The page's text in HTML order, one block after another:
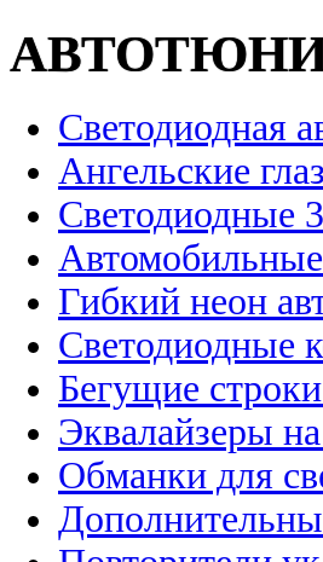
Светодиодная
Ангельские
Светодиодные
Гибкий неон
Светодиодные
Бегущие
Эквалайзеры
Обманки для